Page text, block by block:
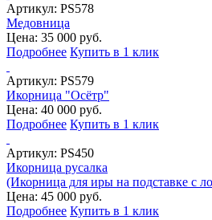
Артикул: PS578
Медовница
Цена: 35 000 руб.
Подробнее Купить в 1 клик
Артикул: PS579
Икорница "Осётр"
Цена: 40 000 руб.
Подробнее Купить в 1 клик
Артикул: PS450
Икорница русалка
(Икорница для иры на подставке с
Цена: 45 000 руб.
Подробнее Купить в 1 клик